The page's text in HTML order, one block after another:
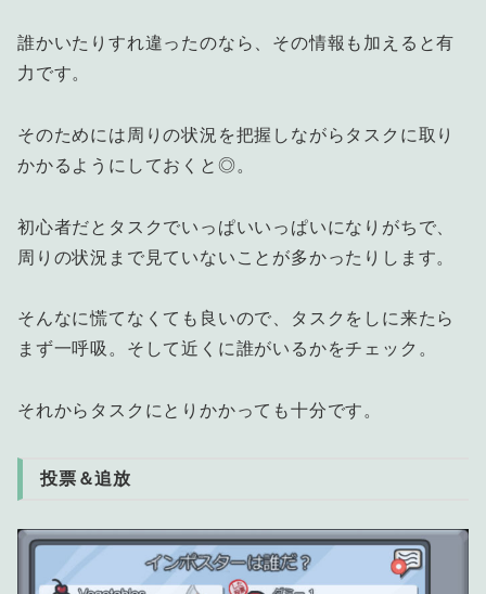
誰かいたりすれ違ったのなら、その情報も加えると有
力です。
そのためには周りの状況を把握しながらタスクに取り
かかるようにしておくと◎。
初心者だとタスクでいっぱいいっぱいになりがちで、
周りの状況まで見ていないことが多かったりします。
そんなに慌てなくても良いので、タスクをしに来たら
まず一呼吸。そして近くに誰がいるかをチェック。
それからタスクにとりかかっても十分です。
投票＆追放